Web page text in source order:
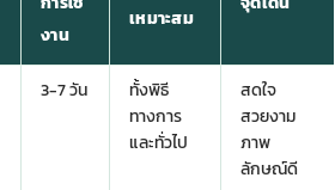
งาน
เหมาะสม
3-7 วัน
ทั้งพิธี
ทางการ
และทั่วไป
สดใจ
สวยงาม
ภาพ
ลักษณ์ดี